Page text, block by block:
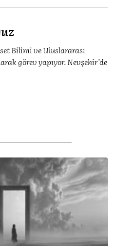
Bilimi ve Uluslararası
görev yapıyor. Nevşehir’de